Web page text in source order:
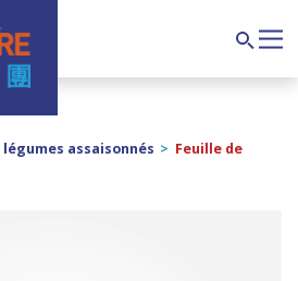
légumes assaisonnés > Feuille de